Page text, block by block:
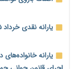
درصد رسید
رشد ۷۵ هزار
شدند
یارانه نقدی خرداد ۱۴۰۵ دهک‌های چهارم تا نهم واریز شد